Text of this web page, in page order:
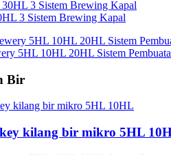
3 Sistem Brewing Kapal
5HL 10HL 20HL Sistem
Bir
kilang bir mikro 5HL